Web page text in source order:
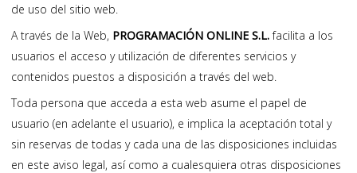
de uso del sitio web.
A través de la Web, PROGRAMACIÓN ONLINE S.L.facilita a los
usuarios el acceso y utilización de diferentes servicios y
contenidos puestos a disposición a través del web.
Toda persona que acceda a esta web asume el papel de
usuario (en adelante el usuario), e implica la aceptación total y
sin reservas de todas y cada una de las disposiciones incluidas
en este aviso legal, así como a cualesquiera otras disposiciones